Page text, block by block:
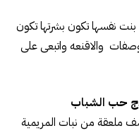
نفسها تكون بشرتها تكون
والاقنعه واتبعى على
حب الشباب
ملعقة من نبات المريمية